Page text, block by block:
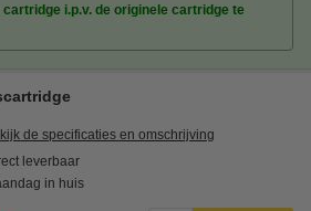
i.p.v. de originele cartridge te
de specificaties en omschrijving
leverbaar
in huis